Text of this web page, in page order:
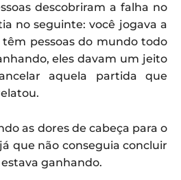
descobriram a falha no
no seguinte: você jogava a
pessoas do mundo todo
eles davam um jeito
aquela partida que
as dores de cabeça para o
que não conseguia concluir
ganhando.